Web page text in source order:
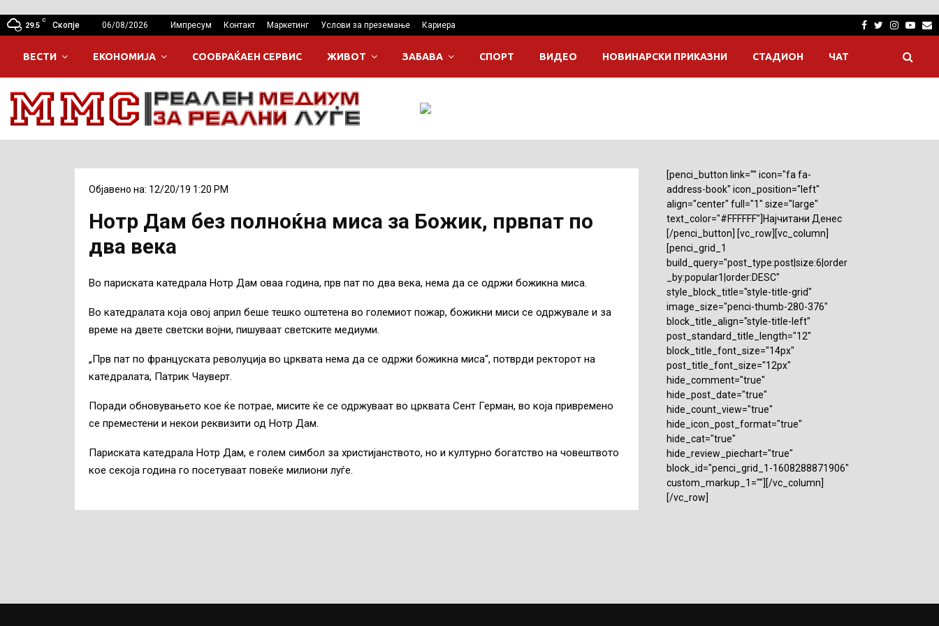
29.5
C
Скопје 06/08/2026 Импресум Контакт Маркетинг Услови за преземање Кариера Facebook
Twitter
ВЕСТИ ЕКОНОМИЈА СООБРАЌАЕН СЕРВИС ЖИВОТ ЗАБАВА СПОРТ ВИДЕО НОВИНАРСКИ ПРИКАЗНИ СТАДИОН ЧАТ
Објавено на: 12/20/19 1:20 PM
Нотр Дам без полноќна миса за Божик, првпат по
два века
Во париската катедрала Нотр Дам оваа година, прв пат по два века, нема да се одржи божикна миса.
Во катедралата која овој април беше тешко оштетена во големиот пожар, божикни миси се одржувале и за
време на двете светски војни, пишуваат светските медиуми.
„Прв пат по француската револуција во црквата нема да се одржи божикна миса“, потврди ректорот на
катедралата, Патрик Чауверт.
Поради обновувањето кое ќе потрае, мисите ќе се одржуваат во црквата Сент Герман, во која привремено
се преместени и некои реквизити од Нотр Дам.
Париската катедрала Нотр Дам, е голем симбол за христијанството, но и културно богатство на човештвото
кое секоја година го посетуваат повеќе милиони луѓе.
[penci_button link="" icon="fa fa-
address-book" icon_position="left"
align="center" full="1" size="large"
text_color="#FFFFFF"]Најчитани Денес
[/penci_button] [vc_row][vc_column]
[penci_grid_1
build_query="post_type:post|size:6|order
_by:popular1|order:DESC"
style_block_title="style-title-grid"
image_size="penci-thumb-280-376"
block_title_align="style-title-left"
post_standard_title_length="12"
block_title_font_size="14px"
post_title_font_size="12px"
hide_comment="true"
hide_post_date="true"
hide_count_view="true"
hide_icon_post_format="true"
hide_cat="true"
hide_review_piechart="true"
block_id="penci_grid_1-1608288871906"
custom_markup_1=""][/vc_column]
[/vc_row]